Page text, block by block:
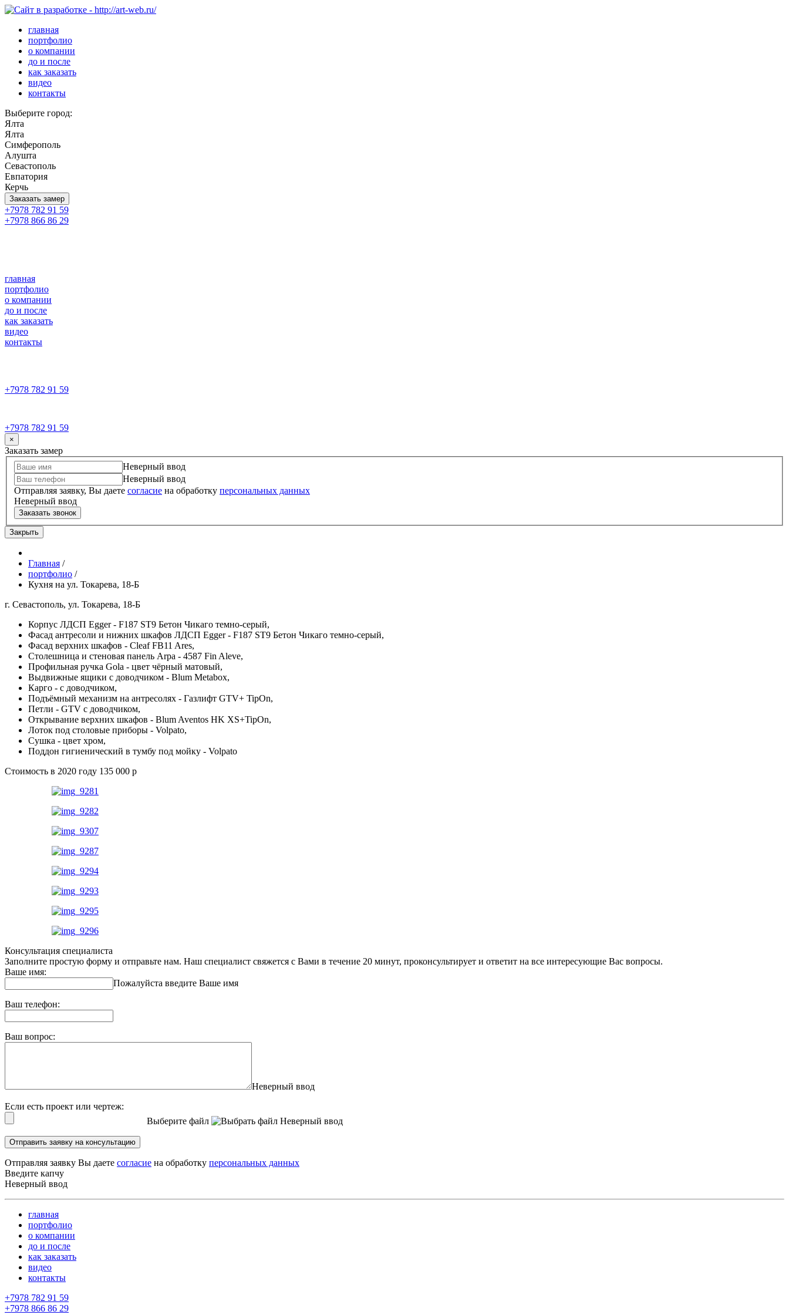
главная
портфолио
о компании
до и после
как заказать
видео
контакты
Выберите город:
Ялта
Ялта
Симферополь
Алушта
Севастополь
Евпатория
Керчь
Заказать замер
+7978 782 91 59
+7978 866 86 29
главная
портфолио
о компании
до и после
как заказать
видео
контакты
+7978 782 91 59
+7978 782 91 59
×
Заказать замер
Неверный ввод
Неверный ввод
Отправляя заявку, Вы даете согласие на обработку персональных данных
Неверный ввод
Заказать звонок
Закрыть
Главная /
портфолио /
Кухня на ул. Токарева, 18-Б
г. Севастополь, ул. Токарева, 18-Б
Корпус ЛДСП Egger - F187 ST9 Бетон Чикаго темно-серый,
Фасад антресоли и нижних шкафов ЛДСП Egger - F187 ST9 Бетон Чикаго темно-серый,
Фасад верхних шкафов - Cleaf FB11 Ares,
Столешница и стеновая панель Arpa - 4587 Fin Aleve,
Профильная ручка Gola - цвет чёрный матовый,
Выдвижные ящики с доводчиком - Blum Metabox,
Карго - с доводчиком,
Подъёмный механизм на антресолях - Газлифт GTV+ TipOn,
Петли - GTV с доводчиком,
Открывание верхних шкафов - Blum Aventos HK XS+TipOn,
Лоток под столовые приборы - Volpato,
Сушка - цвет хром,
Поддон гигиенический в тумбу под мойку - Volpato
Стоимость в 2020 году 135 000 р
Консультация специалиста
Заполните простую форму и отправьте нам. Наш специалист свяжется с Вами в течение 20 минут, проконсультирует и ответит на все интересующие Вас вопросы.
Ваше имя:
Пожалуйста введите Ваше имя
Ваш телефон:
Ваш вопрос:
Неверный ввод
Если есть проект или чертеж:
Выберите файл
Неверный ввод
Отправить заявку на консультацию
Отправляя заявку Вы даете согласие на обработку персональных данных
Введите капчу
Неверный ввод
главная
портфолио
о компании
до и после
как заказать
видео
контакты
+7978 782 91 59
+7978 866 86 29